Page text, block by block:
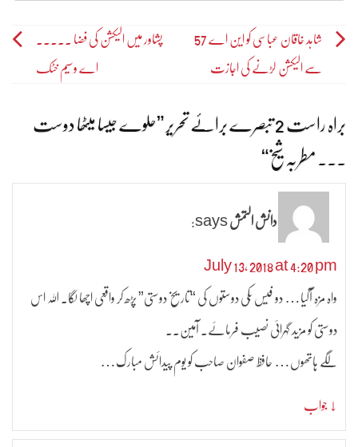
Post
navigation
شاہد خاقان عباسی کو این اے 57
سے الیکشن لڑنے کی اجازت
پشاور میں الیکشن کی فضا ۔۔۔۔۔
اے وسیم خٹک
براہ راست 2 تبصرے برائے تحریر ” حلوے جیسا میٹھا دوست
۔۔۔ مطربہ شیخ“
دانش التمش says:
July 13, 2018 at 4:20 pm
واہ مزہ آگیا… دو فیس بُکی دوستوں کی “تاریخ دوستی” پڑھ کر واقعی اچھا لگا. اللہ اس
دوستی کو مزید گہرائی نصیب فرمائے. آمین..
لگے ہاتھوں… حافظ صفوان صاحب کو یوم پیدائش مبارک…
↓ جواب